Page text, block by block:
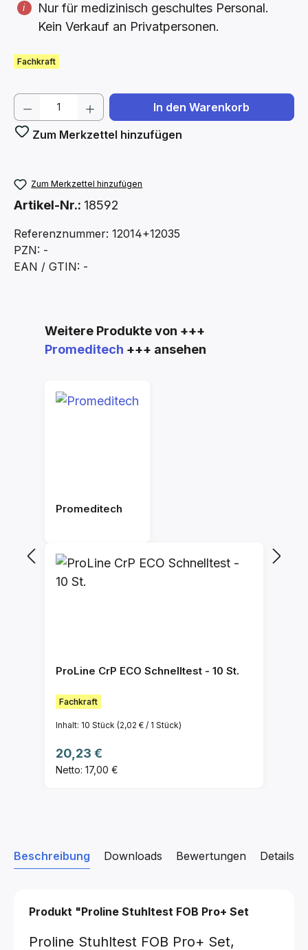
Nur für medizinisch geschultes Personal.
Kein Verkauf an Privatpersonen.
Fachkraft
Produkt Anzahl: Gib den gewünschten
In den Warenkorb
Zum Merkzettel hinzufügen
Zum Merkzettel hinzufügen
Artikel-Nr.: 18592
Referenznummer: 12014+12035
PZN: -
EAN / GTIN: -
Produktgalerie überspringen
Weitere Produkte von +++
Promeditech +++ ansehen
Promeditech
ProLine CrP ECO Schnelltest - 10 St.
Fachkraft
Inhalt: 10 Stück (2,02 € / 1 Stück)
Regulärer Preis:
20,23 €
Netto: 17,00 €
Beschreibung Downloads Details
Bewertungen
Produkt "Proline Stuhltest FOB Pro+ Set
Proline Stuhltest FOB Pro+ Set,